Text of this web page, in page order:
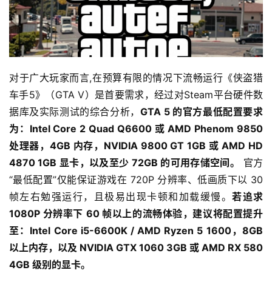
对于广大玩家而言,在预算有限的情况下流畅运行《侠盗猎
车手5》（GTA V）是首要需求，经过对Steam平台硬件数
据库及实际测试的综合分析， GTA 5 的官方最低配置要求
为：Intel Core 2 Quad Q6600 或 AMD Phenom 9850
处理器，4GB 内存，NVIDIA 9800 GT 1GB 或 AMD HD
4870 1GB 显卡，以及至少 72GB 的可用存储空间。
官方
“最低配置”仅能保证游戏在 720P 分辨率、低画质下以 30
帧左右勉强运行，且极易出现卡顿和加载缓慢。若追求
1080P 分辨率下 60 帧以上的流畅体验，建议将配置提升
至：Intel Core i5-6600K / AMD Ryzen 5 1600，8GB
以上内存，以及 NVIDIA GTX 1060 3GB 或 AMD RX 580
4GB 级别的显卡。